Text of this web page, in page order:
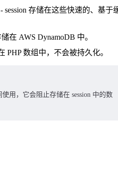
- session 存储在这些快速的、基于
储在 AWS DynamoDB 中。
PHP 数组中，不会被持久化。
使用，它会阻止存储在 session 中的数